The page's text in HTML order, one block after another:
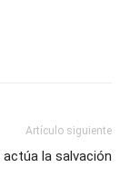
Artículo siguiente
la salvación